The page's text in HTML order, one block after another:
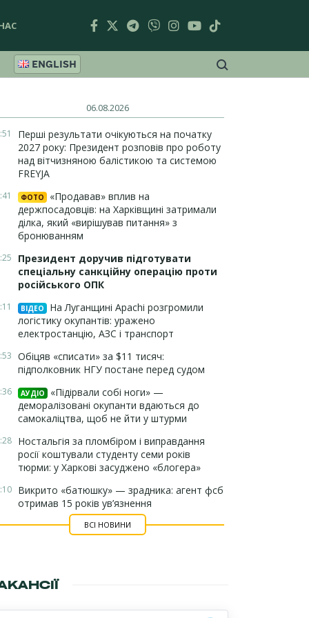
ENGLISH
06.08.2026
Перші результати очікуються на початку
2027 року: Президент розповів про роботу
над вітчизняною балістикою та системою
FREYJA
ФОТО
«Продавав» вплив на
держпосадовців: на Харківщині затримали
ділка, який «вирішував питання» з
бронюванням
Президент доручив підготувати
спеціальну санкційну операцію проти
російського ОПК
ВІДЕО
На Луганщині Apachi розгромили
логістику окупантів: уражено
електростанцію, АЗС і транспорт
Обіцяв «списати» за $11 тисяч:
підполковник НГУ постане перед судом
АУДІО
«Підірвали собі ноги» —
деморалізовані окупанти вдаються до
самокаліцтва, щоб не йти у штурми
Ностальгія за пломбіром і виправдання
росії коштували студенту семи років
тюрми: у Харкові засуджено «блогера»
Викрито «батюшку» — зрадника: агент фсб
отримав 15 років ув’язнення
ВСІ НОВИНИ